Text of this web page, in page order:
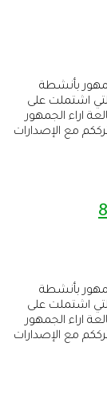
بأنشطة
اشتملت على
اراء الجمهور
مع الإصدارات
بأنشطة
اشتملت على
اراء الجمهور
مع الإصدارات